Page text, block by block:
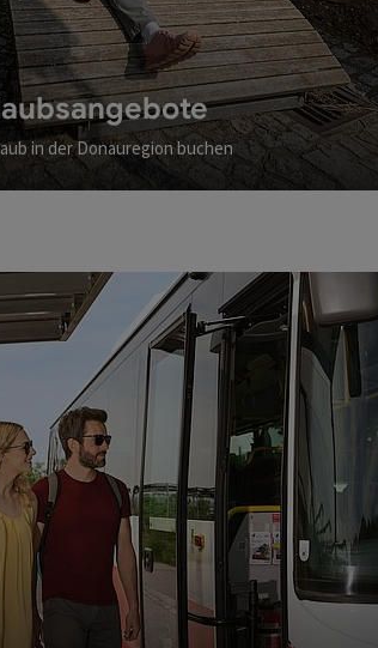
in der Donauregion buchen